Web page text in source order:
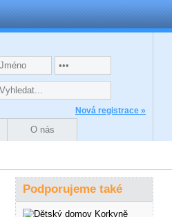
Nová registrace »
O nás
Podporujeme také